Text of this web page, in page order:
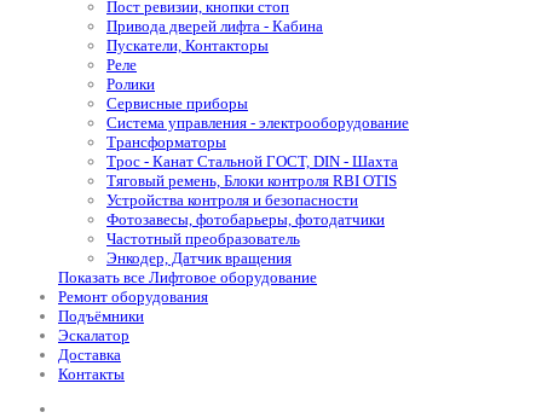
Пост ревизии, кнопки стоп
Привода дверей лифта - Кабина
Пускатели, Контакторы
Реле
Ролики
Сервисные приборы
Система управления - электрооборудование
Трансформаторы
Трос - Канат Стальной ГОСТ, DIN - Шахта
Тяговый ремень, Блоки контроля RBI OTIS
Устройства контроля и безопасности
Фотозавесы, фотобарьеры, фотодатчики
Частотный преобразователь
Энкодер, Датчик вращения
Показать все Лифтовое оборудование
Ремонт оборудования
Подъёмники
Эскалатор
Доставка
Контакты